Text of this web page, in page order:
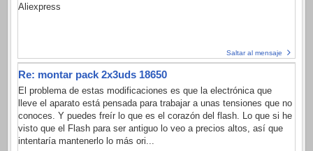
Aliexpress
Saltar al mensaje
Re: montar pack 2x3uds 18650
El problema de estas modificaciones es que la electrónica que
lleve el aparato está pensada para trabajar a unas tensiones que no
conoces. Y puedes freír lo que es el corazón del flash. Lo que si he
visto que el Flash para ser antiguo lo veo a precios altos, así que
intentaría mantenerlo lo más ori...